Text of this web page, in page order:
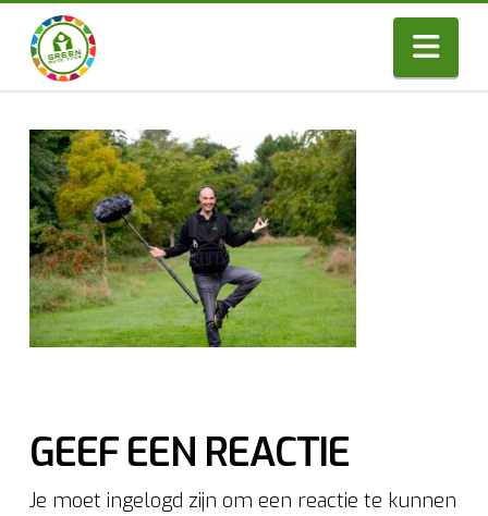
GEEF EEN REACTIE
Je moet ingelogd zijn om een reactie te kunnen